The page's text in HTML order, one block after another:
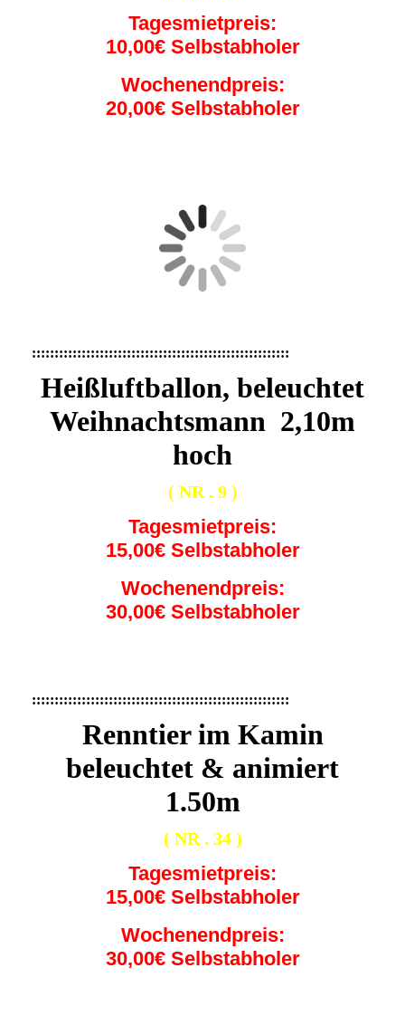
Tagesmietpreis:
10,00€ Selbstabholer
Wochenendpreis:
20,00€ Selbstabholer
:::::::::::::::::::::::::::::::::::::::::::::::::::::::::
Heißluftballon, beleuchtet
Weihnachtsmann 2,10m
hoch
( NR . 9 )
Tagesmietpreis:
15,00€ Selbstabholer
Wochenendpreis:
30,00€ Selbstabholer
:::::::::::::::::::::::::::::::::::::::::::::::::::::::::
Renntier im Kamin
beleuchtet & animiert
1.50m
( NR . 34 )
Tagesmietpreis:
15,00€ Selbstabholer
Wochenendpreis:
30,00€ Selbstabholer